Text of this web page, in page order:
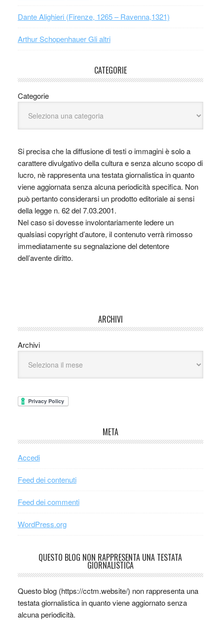
Dante Alighieri (Firenze, 1265 – Ravenna,1321)
Arthur Schopenhauer Gli altri
CATEGORIE
Categorie
Si precisa che la diffusione di testi o immagini è solo a
carattere divulgativo della cultura e senza alcuno scopo di
lucro, nè rappresenta una testata giornalistica in quanto
viene aggiornata senza alcuna periodicità specifica. Non
può pertanto considerarsi un prodotto editoriale ai sensi
della legge n. 62 del 7.03.2001.
Nel caso si dovesse involontariamente ledere un
qualsiasi copyright d’autore, il contenuto verrà rimosso
immediatamente su segnalazione del detentore
dell’avente diritto.
ARCHIVI
Archivi
META
Accedi
Feed dei contenuti
Feed dei commenti
WordPress.org
QUESTO BLOG NON RAPPRESENTA UNA TESTATA
GIORNALISTICA
Questo blog (https://cctm.website/) non rappresenta una
testata giornalistica in quanto viene aggiornato senza
alcuna periodicità.